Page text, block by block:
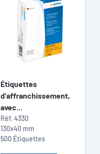
Étiquettes
d'affranchissement,
avec...
Réf. 4330
130x40 mm
500 Étiquettes